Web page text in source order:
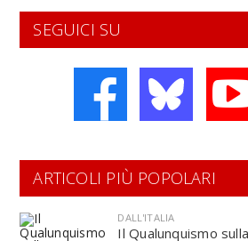
SEGUICI SU
ARTICOLI PIÙ POPOLARI
DALL'ITALIA
Il Qualunquismo